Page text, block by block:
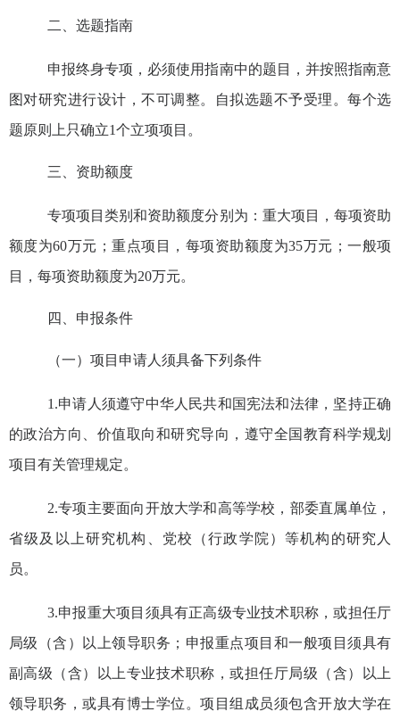
二、 选题指南
申报终身专项，必须使用指南中的题目 ，并按照指南意
图 对研究进行设计，不可调整。 自拟选题不予受理。每个选
题原则上只确立1个立项项目。
三、 资助额度
专项项目类别和资助额度分别为：重大项目，每项资助
额度为60万元；重点项目，每项资助额度为35万元；一般项
目，每项资助额度为20万元。
四、 申报条件
（一） 项目 申请人须具备下列条件
1.申请人须遵守中华人民共和国宪法和法律，坚持正确
的政治方向、价值取向和研究导向，遵守全国教育科学规划
项目 有关管理规定。
2.专项主要面向开放大学和高等学校，部委直属单位，
省级 及 以上研究机构、党校（行政学院）等机构的研究人
员。
3.申报重大项目须具有正高级专业技术职称，或担任厅
局级（含）以上领导职务；申报重点项目和一般项目须具有
副高级（含）以上专业技术职称，或担任厅局级（含）以上
领导职务，或具有博士学位。项目组成员须包含开放大学在